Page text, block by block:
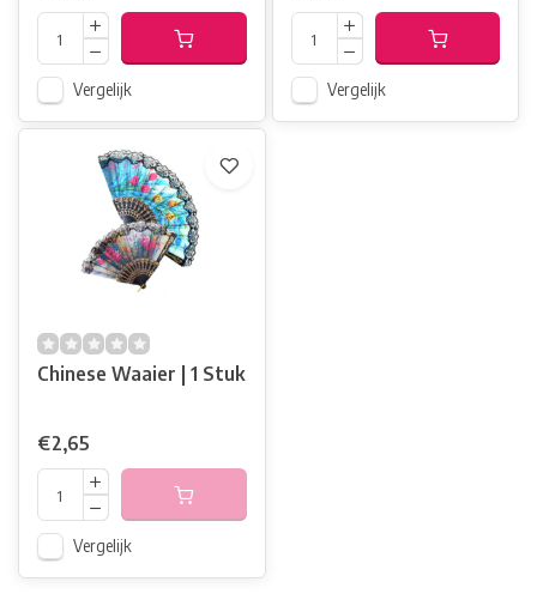
Vergelijk Vergelijk
Chinese Waaier | 1 Stuk
€2,65
Vergelijk